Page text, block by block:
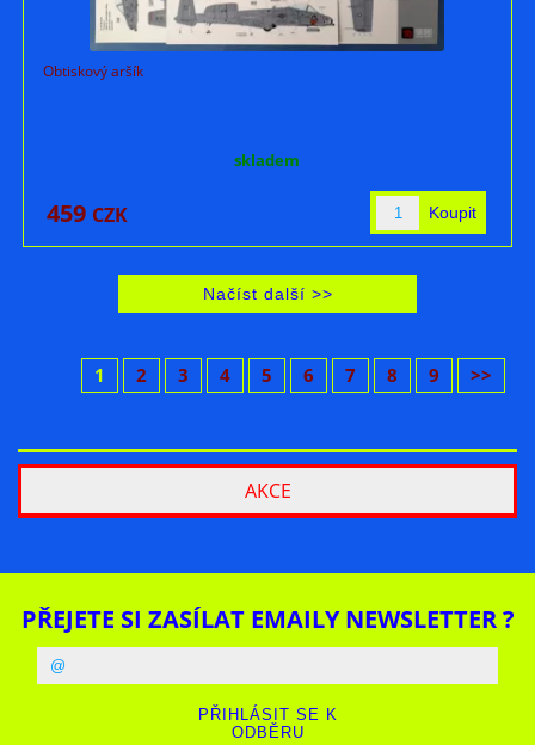
Obtiskový aršík
skladem
459 CZK
1 2 3 4 5 6 7 8 9 >>
AKCE
PŘEJETE SI ZASÍLAT EMAILY NEWSLETTER ?